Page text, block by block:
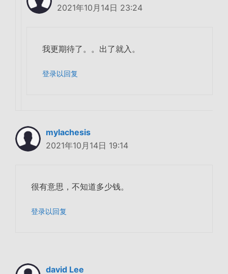
2021年10月14日 23:24
我更期待了。。出了就入。
登录以回复
mylachesis
2021年10月14日 19:14
很有意思，不知道多少钱。
登录以回复
david Lee